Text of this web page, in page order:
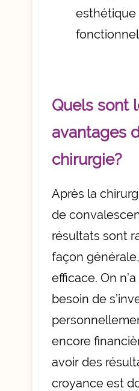
esthétique
Quels sont
avantages
chirurgie?
Après la
de
résultats sont
façon
efficace. On
besoin de
encore
avoir des
croyance est